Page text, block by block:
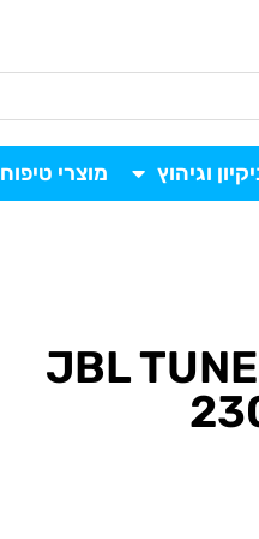
וגיהוץ מוצרי טיפוח
אוזניות אלחוטיות JBL TUNE